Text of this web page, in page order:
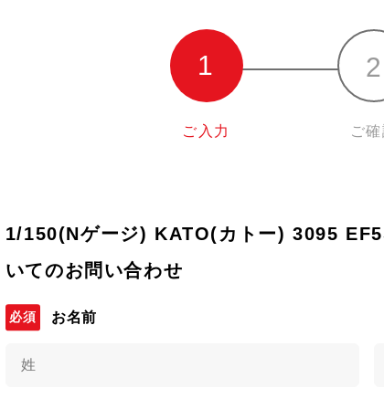
ご入力 ご確
1/150(Nゲージ) KATO(カトー) 3095
いてのお問い合わせ
お名前